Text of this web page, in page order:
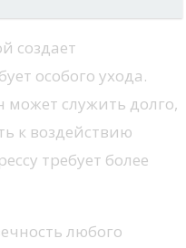
создает
особого ухода.
может служить долго,
к воздействию
требует более
любого